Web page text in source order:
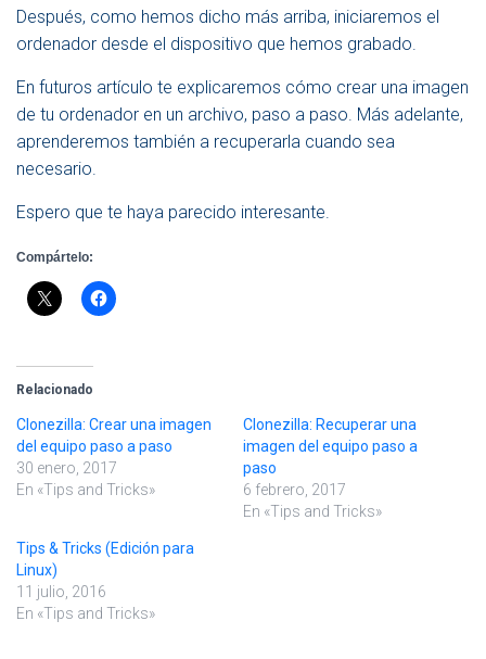
Después, como hemos dicho más arriba, iniciaremos el
ordenador desde el dispositivo que hemos grabado.
En futuros artículo te explicaremos cómo crear una imagen
de tu ordenador en un archivo, paso a paso. Más adelante,
aprenderemos también a recuperarla cuando sea
necesario.
Espero que te haya parecido interesante.
Compártelo:
Relacionado
Clonezilla: Crear una imagen
del equipo paso a paso
30 enero, 2017
En «Tips and Tricks»
Clonezilla: Recuperar una
imagen del equipo paso a
paso
6 febrero, 2017
En «Tips and Tricks»
Tips & Tricks (Edición para
Linux)
11 julio, 2016
En «Tips and Tricks»